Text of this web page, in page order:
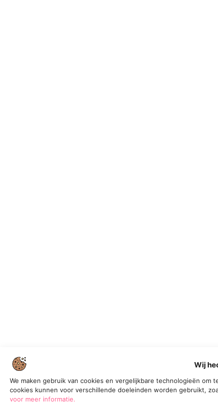
Wij
We maken gebruik van cookies en vergelijkbare technologieën
cookies kunnen voor verschillende doeleinden worden gebruikt,
voor meer informatie.